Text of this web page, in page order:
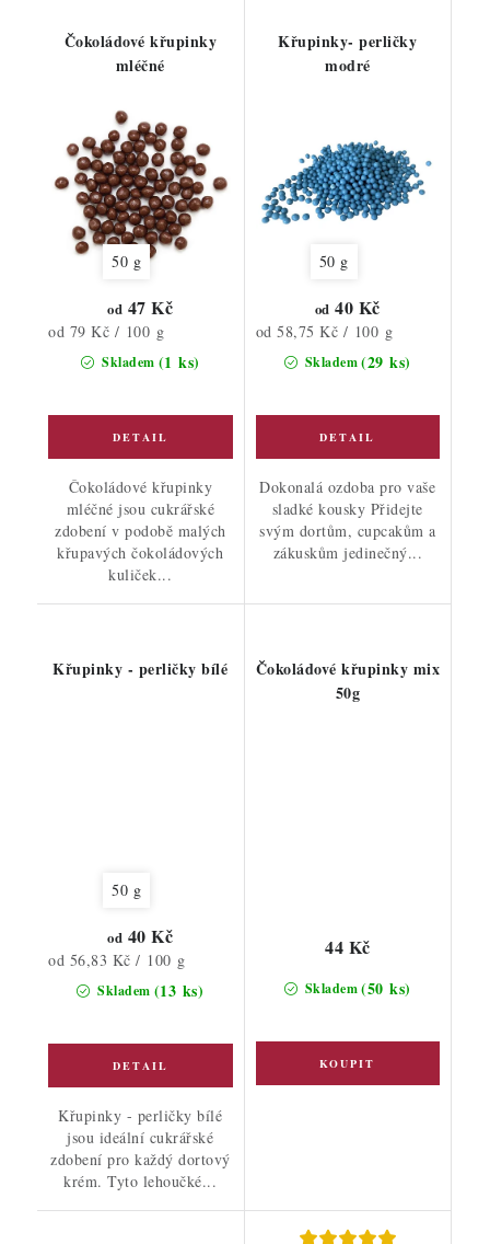
Čokoládové křupinky
mléčné
50 g
Skladem (1 ks)
od 47 Kč
Měrná
od 79 Kč / 100 g
Čokoládové křupinky
mléčné jsou cukrářské
zdobení v podobě malých
křupavých čokoládových
kuliček...
Křupinky- perličky
modré
50 g
Skladem(29 ks)
od 40 Kč
Měrná
cena:
od 58,75 Kč / 100 g
Dokonalá ozdoba pro vaše
sladké kousky Přidejte
svým dortům, cupcakům a
zákuskům jedinečný...
Křupinky - perličky bílé
50 g
Skladem (13 ks)
od 40 Kč
Měrná
cena:
od 56,83 Kč / 100 g
Křupinky - perličky bílé
jsou ideální cukrářské
zdobení pro každý dortový
krém. Tyto lehoučké...
Čokoládové křupinky mix
50g
Skladem(50 ks)
44 Kč